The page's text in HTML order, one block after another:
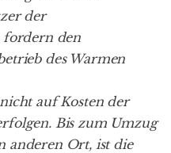
der
fordern den
des Warmen
auf Kosten der
Bis zum Umzug
anderen Ort, ist die